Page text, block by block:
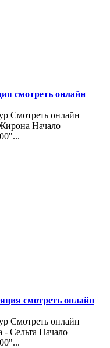
смотреть онлайн
Смотреть онлайн
Начало
смотреть онлайн
Смотреть онлайн
Сельта Начало